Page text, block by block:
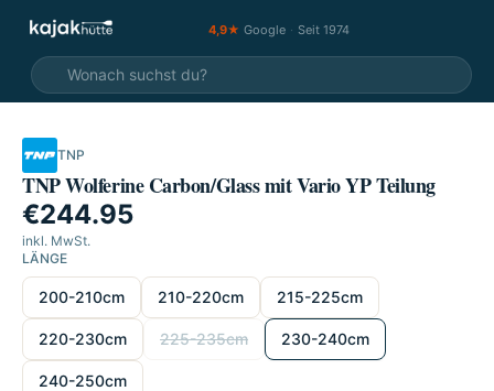
4,9★ Google · Seit 1974
TNP
TNP Wolferine Carbon/Glass mit Vario YP Teilung
€244.95
inkl. MwSt.
LÄNGE
Länge wählen
200-210cm 210-220cm 215-225cm
220-230cm 225-235cm 230-240cm
240-250cm